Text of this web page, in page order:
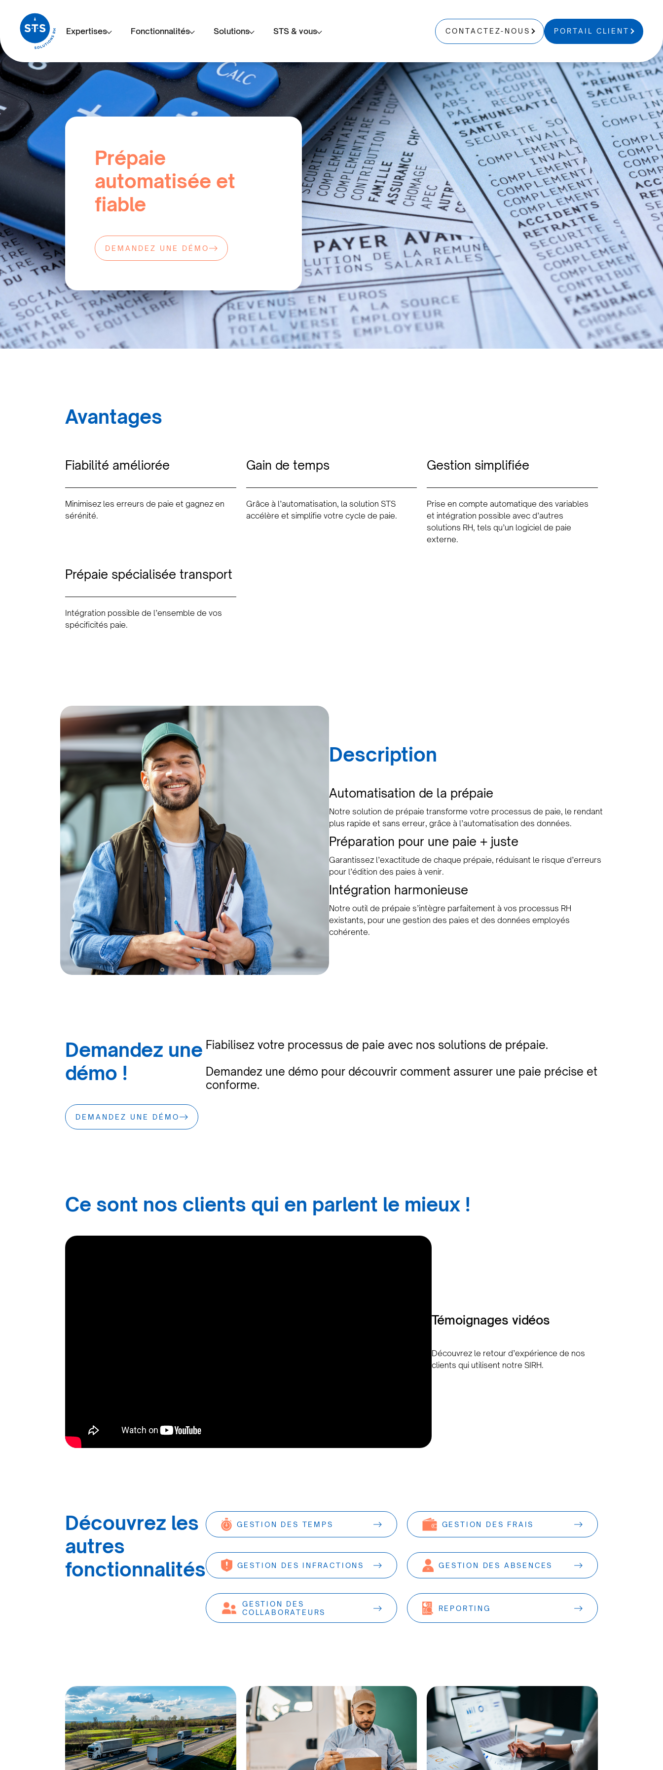
Expertises Fonctionnalités Solutions STS & vous CONTACTEZ-NOUS PORTAIL CLIENT
Prépaie
automatisée et
fiable
DEMANDEZ UNE DÉMO
Avantages
Fiabilité améliorée
Minimisez les erreurs de paie et gagnez en
sérénité.
Gain de temps
Grâce à l’automatisation, la solution STS
accélère et simplifie votre cycle de paie.
Gestion simplifiée
Prise en compte automatique des variables
et intégration possible avec d’autres
solutions RH, tels qu’un logiciel de paie
externe.
Prépaie spécialisée transport
Intégration possible de l’ensemble de vos
spécificités paie.
Description
Automatisation de la prépaie
Notre solution de prépaie transforme votre processus de paie, le rendant
plus rapide et sans erreur, grâce à l’automatisation des données.
Préparation pour une paie + juste
Garantissez l’exactitude de chaque prépaie, réduisant le risque d’erreurs
pour l’édition des paies à venir.
Intégration harmonieuse
Notre outil de prépaie s’intègre parfaitement à vos processus RH
existants, pour une gestion des paies et des données employés
cohérente.
Demandez une
démo !
DEMANDEZ UNE DÉMO
Fiabilisez votre processus de paie avec nos solutions de prépaie.
Demandez une démo pour découvrir comment assurer une paie précise et
conforme.
Ce sont nos clients qui en parlent le mieux !
Témoignages vidéos
Découvrez le retour d’expérience de nos
clients qui utilisent notre SIRH.
Découvrez les
autres
fonctionnalités
GESTION DES TEMPS GESTION DES FRAIS
GESTION DES INFRACTIONS GESTION DES ABSENCES
GESTION DES
COLLABORATEURS
REPORTING